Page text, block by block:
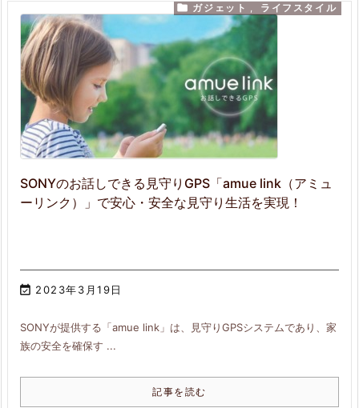
SONYのお話しできる見守りGPS「amue link（アミュ
ーリンク）」で安心・安全な見守り生活を実現！
 2023年3月19日
 ガジェット , ライフスタイル
SONYが提供する「amue link」は、見守りGPSシステムであり、家
族の安全を確保す ...
記事を読む